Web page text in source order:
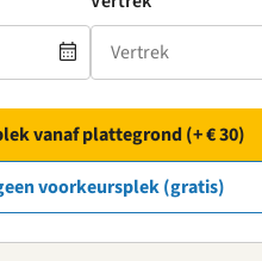
vanaf plattegrond (+ € 30)
voorkeursplek (gratis)